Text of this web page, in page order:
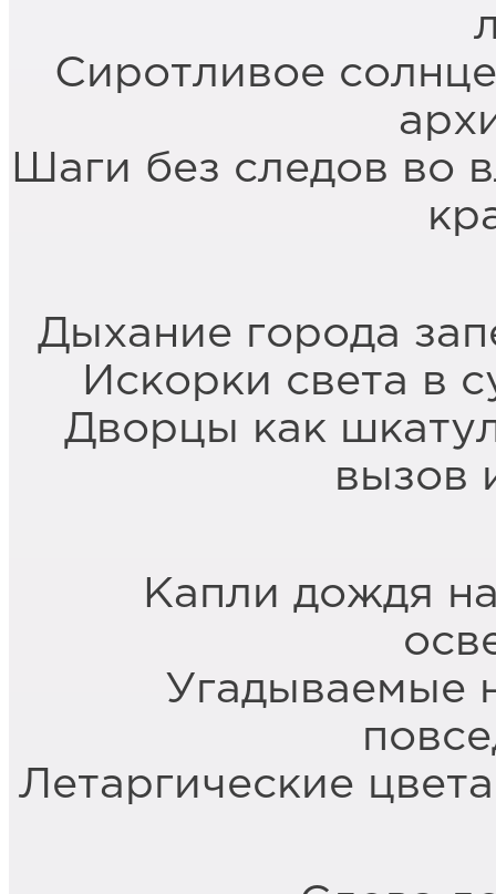
Сиротливое
Шаги без следов во
Дыхание города
Искорки света в
Дворцы как
вызов
Капли дождя
Угадываемые
Летаргические